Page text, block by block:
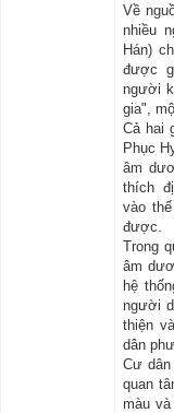
Về
nhiều
Hán)
được
người
gia",
Cả hai
Phục
âm
thích
vào
được.
Trong
âm
hệ
người
thiện
dân
Cư dân
quan
màu